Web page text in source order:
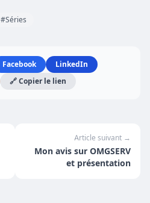
#Séries
Facebook
LinkedIn
🔗 Copier le lien
Article suivant →
Mon avis sur OMGSERV
et présentation